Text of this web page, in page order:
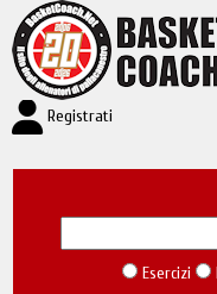
Registrati
Esercizi